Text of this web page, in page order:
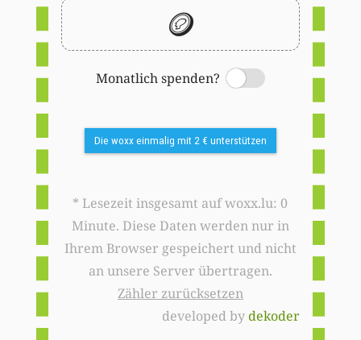
🪙
Monatlich spenden?
Switch
Die woxx einmalig mit 2 € unterstützen
* Lesezeit insgesamt auf woxx.lu: 0
Minute. Diese Daten werden nur in
Ihrem Browser gespeichert und nicht
an unsere Server übertragen.
Zähler zurücksetzen
developed bydekoder